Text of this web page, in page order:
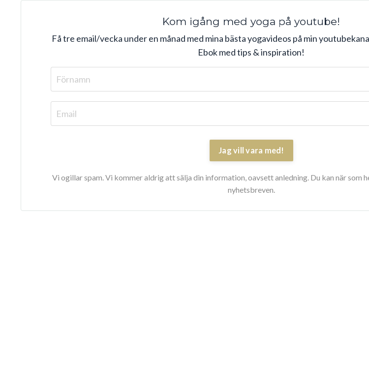
Kom igång med yoga på youtube!
Få tre email/vecka under en månad med mina bästa yogavideos på min
Ebok med tips & inspiration!
Jag vill vara med!
Vi ogillar spam. Vi kommer aldrig att sälja din information, oavsett anledning. Du kan när som
nyhetsbreven.